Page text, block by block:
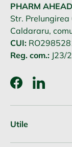
PHARM
Str.
Caldararu,
CUI:
Reg. com.: J23/
FacebookLinkedIn
Utile